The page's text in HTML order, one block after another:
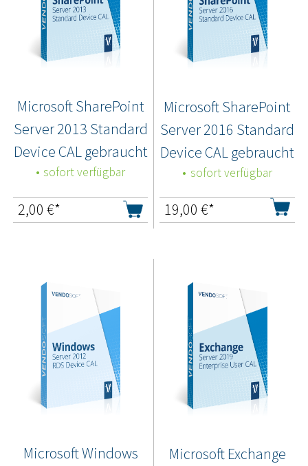
Microsoft SharePoint
Server 2013 Standard
Device CAL gebraucht
sofort verfügbar
2,00 €*
Microsoft SharePoint
Server 2016 Standard
Device CAL gebraucht
sofort verfügbar
19,00 €*
Microsoft Windows Microsoft Exchange